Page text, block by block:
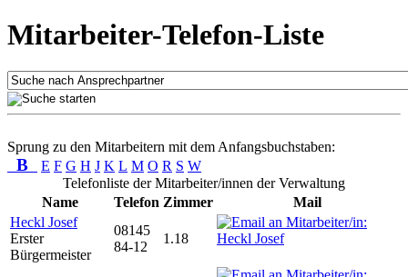
Mitarbeiter-Telefon-Liste
Sprung zu den Mitarbeitern mit dem Anfangsbuchstaben:
B E F G H J K L M O R S W
Telefonliste der Mitarbeiter/innen der Verwaltung
Name
Telefon Zimmer
Mail
Heckl Josef
Erster
Bürgermeister
08145
84-12
1.18